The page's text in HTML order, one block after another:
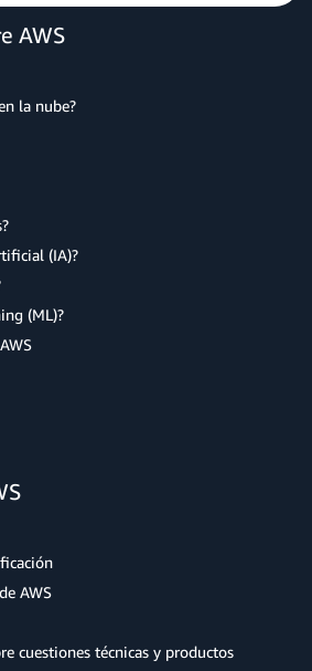
AWS
la nube?
(IA)?
(ML)?
AWS
cuestiones técnicas y productos